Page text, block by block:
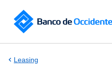
Saltar al contenido principal
Leasing